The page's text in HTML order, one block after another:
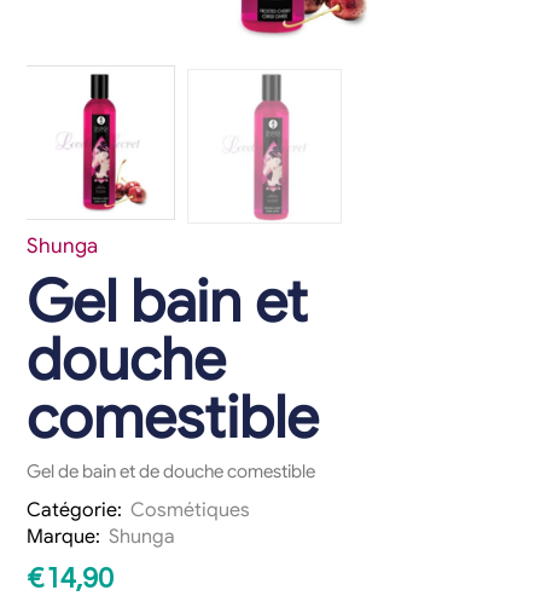
Shunga
Gel bain et
douche
comestible
Gel de bain et de douche comestible
Catégorie: Cosmétiques
Marque: Shunga
€14,90